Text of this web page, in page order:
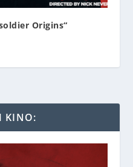
Origins“
KINO: